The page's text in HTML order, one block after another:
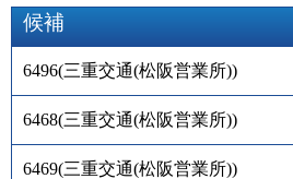
候補
6496(三重交通(松阪営業所))
6468(三重交通(松阪営業所))
6469(三重交通(松阪営業所))